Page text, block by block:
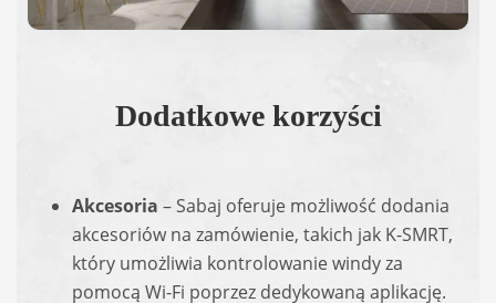
Dodatkowe korzyści
Akcesoria – Sabaj oferuje możliwość dodania
akcesoriów na zamówienie, takich jak K-SMRT,
który umożliwia kontrolowanie windy za
pomocą Wi-Fi poprzez dedykowaną aplikację.